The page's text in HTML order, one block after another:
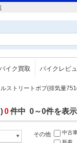
イク買取 バイクレビ
ストリートボブ(排気量
0件中 0～0件を表示
その他 中古